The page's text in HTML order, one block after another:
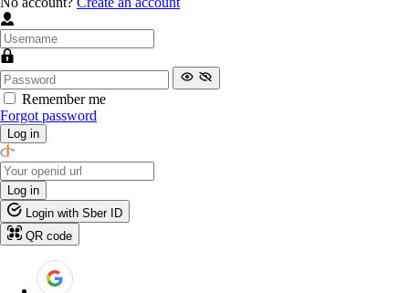
Remember me
Forgot password
Log in
Log in
Login with Sber ID
QR code